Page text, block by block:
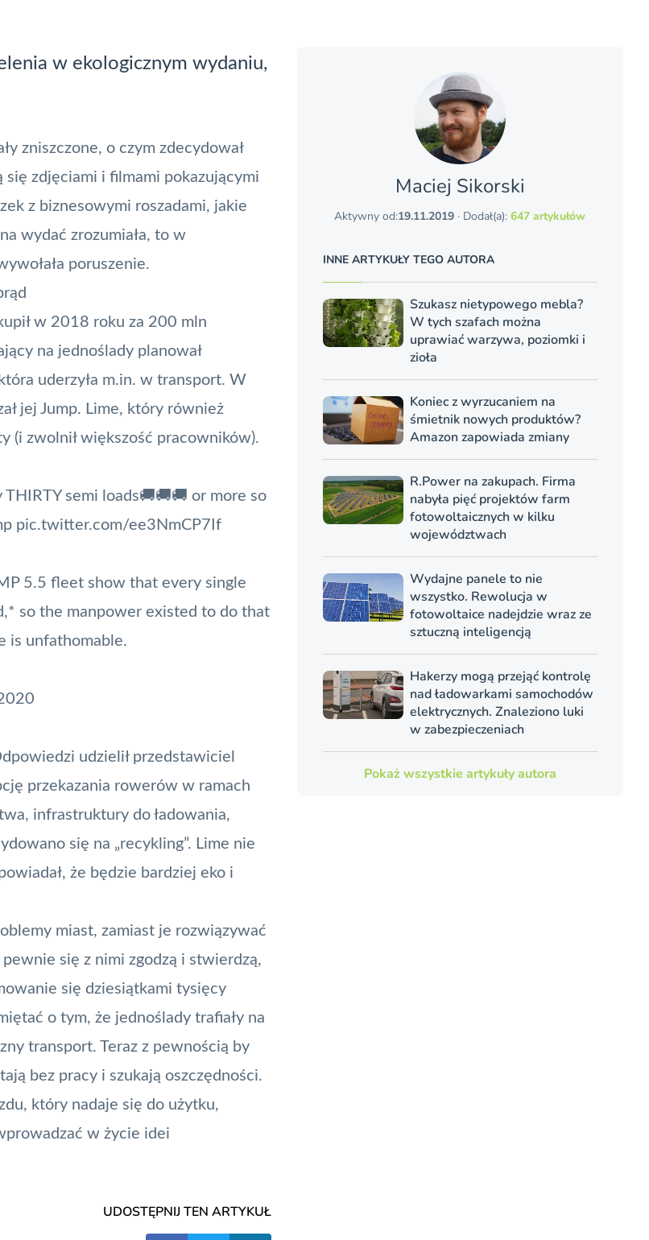
w ekologicznym wydaniu,
zniszczone, o czym zdecydował
się zdjęciami i filmami pokazującymi
z biznesowymi roszadami, jakie
wydać zrozumiała, to w
poruszenie.
w 2018 roku za 200 mln
na jednoślady planował
uderzyła m.in. w transport. W
jej Jump. Lime, który również
(i zwolnił większość pracowników).
semi loads🚚🚚🚚 or more so
pic.twitter.com/ee3NmCP7If
5.5 fleet show that every single
so the manpower existed to do that
is unfathomable.
udzielił przedstawiciel
przekazania rowerów w ramach
infrastruktury do ładowania,
się na „recykling”. Lime nie
że będzie bardziej eko i
miast, zamiast je rozwiązywać
się z nimi zgodzą i stwierdzą,
się dziesiątkami tysięcy
o tym, że jednoślady trafiały na
transport. Teraz z pewnością by
bez pracy i szukają oszczędności.
który nadaje się do użytku,
w życie idei
UDOSTĘPNIJ TEN ARTYKUŁ
Maciej Sikorski
Aktywny od:19.11.2019 · Dodał(a):647 artykułów
INNE ARTYKUŁY TEGO AUTORA
Szukasz nietypowego mebla?
W tych szafach można
uprawiać warzywa, poziomki i
zioła
Koniec z wyrzucaniem na
śmietnik nowych produktów?
Amazon zapowiada zmiany
R.Power na zakupach. Firma
nabyła pięć projektów farm
fotowoltaicznych w kilku
województwach
Wydajne panele to nie
wszystko. Rewolucja w
fotowoltaice nadejdzie wraz ze
sztuczną inteligencją
Hakerzy mogą przejąć kontrolę
nad ładowarkami samochodów
elektrycznych. Znaleziono luki
w zabezpieczeniach
Pokaż wszystkie artykuły autora